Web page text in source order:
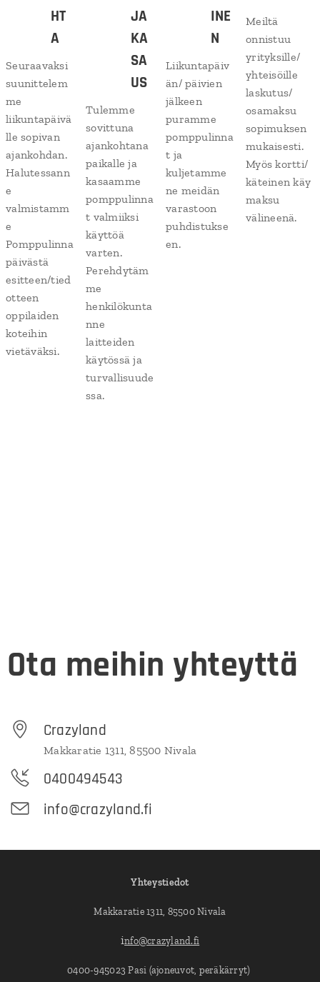
HT
A
Seuraavaksi
suunittelem
me
liikuntapäivä
lle sopivan
ajankohdan.
Halutessann
e
valmistamm
e
Pomppulinna
päivästä
esitteen/tied
otteen
oppilaiden
koteihin
vietäväksi.
JA
KA
SA
US
Tulemme
sovittuna
ajankohtana
paikalle ja
kasaamme
pomppulinna
t valmiiksi
käyttöä
varten.
Perehdytäm
me
henkilökunta
nne
laitteiden
käytössä ja
turvallisuude
ssa.
INE
N
Liikuntapäiv
än/ päivien
jälkeen
puramme
pomppulinna
t ja
kuljetamme
ne meidän
varastoon
puhdistukse
en.
Meiltä
onnistuu
yrityksille/
yhteisöille
laskutus/
osamaksu
sopimuksen
mukaisesti.
Myös kortti/
käteinen käy
maksu
välineenä.
Ota meihin yhteyttä
Crazyland
Makkaratie 1311, 85500 Nivala
0400494543
info@crazyland.fi
Yhteystiedot
Makkaratie 1311, 85500 Nivala
info@crazyland.fi
0400-945023 Pasi (ajoneuvot, peräkärryt)